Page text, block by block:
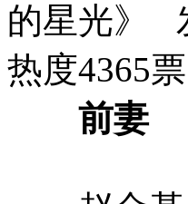
的星光》
热度4365
前妻